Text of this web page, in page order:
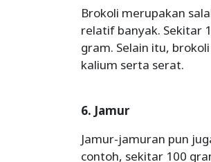
Brokoli merupakan
relatif banyak. Sekitar
gram. Selain itu,
kalium serta serat.
6. Jamur
Jamur-jamuran pun
contoh, sekitar 100